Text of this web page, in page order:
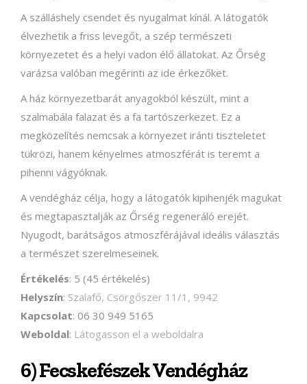
A szálláshely csendet és nyugalmat kínál. A látogatók
élvezhetik a friss levegőt, a szép természeti
környezetet és a helyi vadon élő állatokat. Az Őrség
varázsa valóban megérinti az ide érkezőket.
A ház környezetbarát anyagokból készült, mint a
szalmabála falazat és a fa tartószerkezet. Ez a
megközelítés nemcsak a környezet iránti tiszteletet
tükrözi, hanem kényelmes atmoszférát is teremt a
pihenni vágyóknak.
A vendégház célja, hogy a látogatók kipihenjék magukat
és megtapasztalják az Őrség regeneráló erejét.
Nyugodt, barátságos atmoszférájával ideális választás
a természet szerelmeseinek.
Értékelés: 5 (45 értékelés)
Helyszín: Szalafő, Csörgőszer 11/1, 9942
Kapcsolat: 06 30 949 5165
Weboldal: Látogasson el a weboldalra
6) Fecskefészek Vendégház